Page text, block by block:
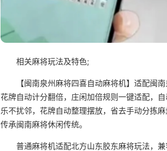
相关麻将玩法及特色;
【闽南泉州麻将四喜自动麻将机】适配闽
花牌自动计分翻倍，庄闲加倍规则一键适配，
乐不扰邻，花牌自动整理摆放，省去手动分拣
传承闽南麻将休闲传统。
普通麻将机适配北方山东胶东麻将玩法，